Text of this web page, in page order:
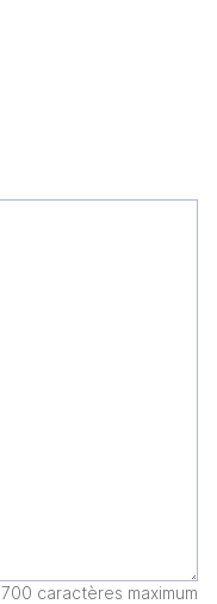
700 caractères maximum